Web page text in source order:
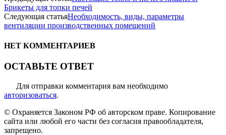
Брикеты для топки печей
Следующая статьяНеобходимость, виды, параметры
вентиляции производственных помещений
НЕТ КОММЕНТАРИЕВ
ОСТАВЬТЕ ОТВЕТ
Для отправки комментария вам необходимо
авторизоваться.
© Охраняется Законом РФ об авторском праве. Копирование
сайта или любой его части без согласия правообладателя,
запрещено.